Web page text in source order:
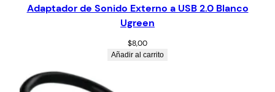
Adaptador de Sonido Externo a USB 2.0 Blanco
Ugreen
$8,00
Añadir al carrito